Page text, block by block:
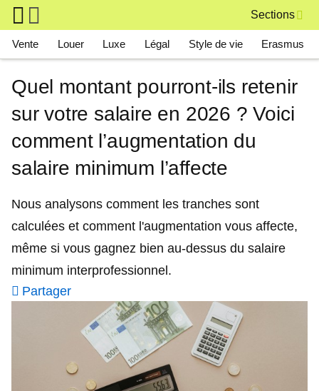
Skip to main content
Sections
Main navigation
Vente Louer Luxe Légal Style de vie Erasmus
Quel montant pourront-ils retenir
sur votre salaire en 2026 ? Voici
comment l’augmentation du
salaire minimum l’affecte
Nous analysons comment les tranches sont
calculées et comment l'augmentation vous affecte,
même si vous gagnez bien au-dessus du salaire
minimum interprofessionnel.
Partager